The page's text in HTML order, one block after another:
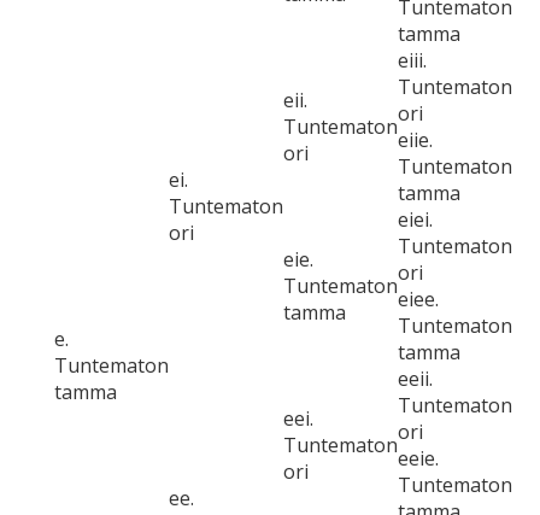
Tuntematon
tamma
e.
Tuntematon
tamma
ei.
Tuntematon
ori
eii.
Tuntematon
ori
eiii.
Tuntematon
ori
eiie.
Tuntematon
tamma
eie.
Tuntematon
tamma
eiei.
Tuntematon
ori
eiee.
Tuntematon
tamma
ee.
eei.
Tuntematon
ori
eeii.
Tuntematon
ori
eeie.
Tuntematon